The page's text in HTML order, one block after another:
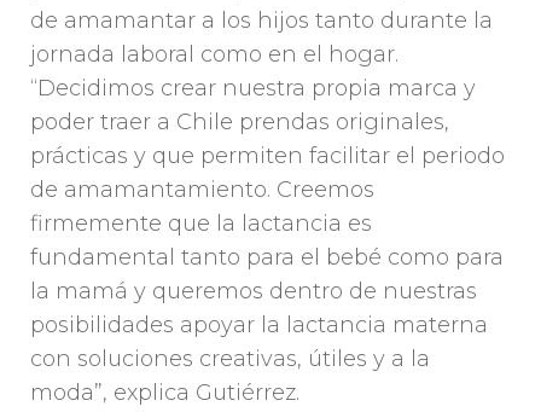
de amamantar a los hijos tanto durante la
jornada laboral como en el hogar.
“Decidimos crear nuestra propia marca y
poder traer a Chile prendas originales,
prácticas y que permiten facilitar el periodo
de amamantamiento. Creemos
firmemente que la lactancia es
fundamental tanto para el bebé como para
la mamá y queremos dentro de nuestras
posibilidades apoyar la lactancia materna
con soluciones creativas, útiles y a la
moda”, explica Gutiérrez.